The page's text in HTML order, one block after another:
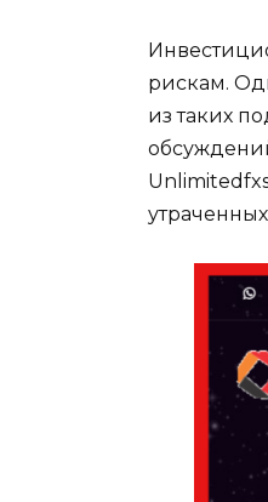
рискам.
из таких